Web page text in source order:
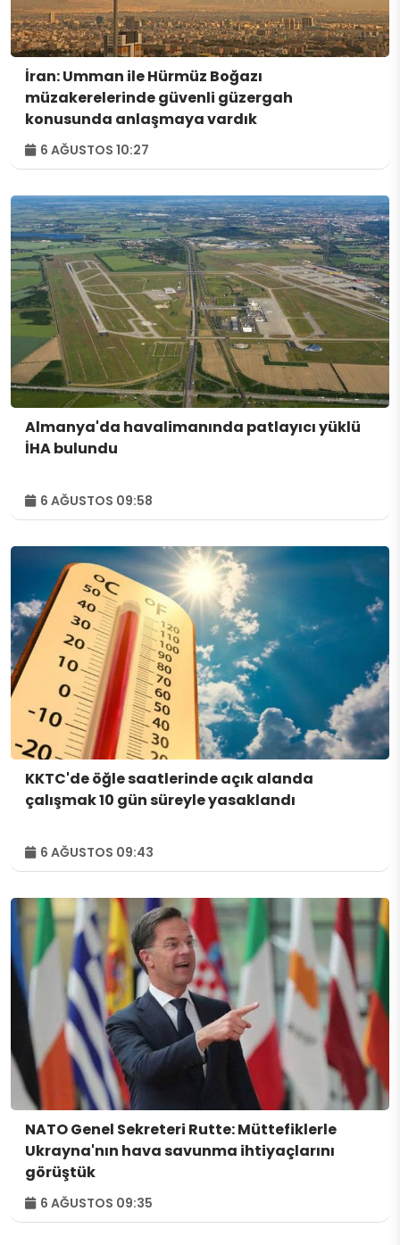
İran: Umman ile Hürmüz Boğazı
müzakerelerinde güvenli güzergah
konusunda anlaşmaya vardık
6 AĞUSTOS 10:27
Almanya'da havalimanında patlayıcı yüklü
İHA bulundu
6 AĞUSTOS 09:58
KKTC'de öğle saatlerinde açık alanda
çalışmak 10 gün süreyle yasaklandı
6 AĞUSTOS 09:43
NATO Genel Sekreteri Rutte: Müttefiklerle
Ukrayna'nın hava savunma ihtiyaçlarını
görüştük
6 AĞUSTOS 09:35